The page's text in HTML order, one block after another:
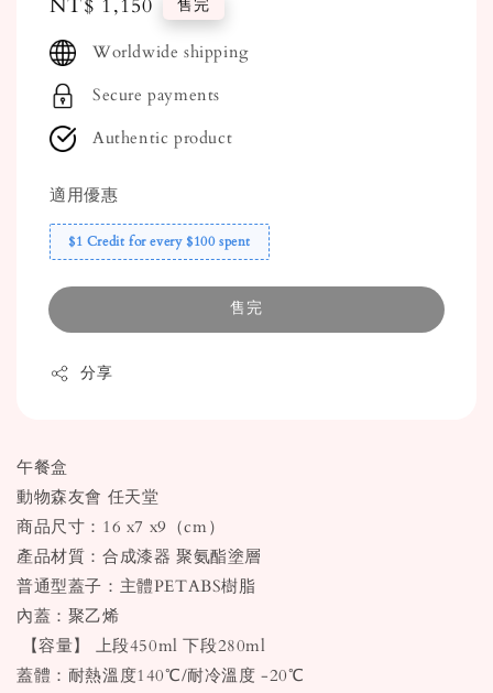
Regular
price
NT$ 1,150 售完
Worldwide shipping
Secure payments
Authentic product
適用優惠
$1 Credit for every $100 spent
售完
分享
午餐盒
動物森友會 任天堂
商品尺寸：16 x7 x9（cm）
產品材質：合成漆器 聚氨酯塗層
普通型蓋子：主體PETABS樹脂
內蓋：聚乙烯
【容量】 上段450ml 下段280ml
蓋體：耐熱溫度140℃/耐冷溫度 -20℃